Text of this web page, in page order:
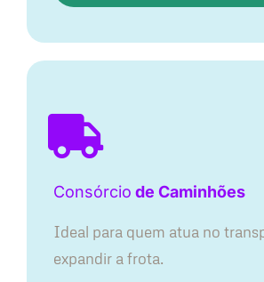
Consórcio de Caminhões
Ideal para quem atua no
expandir a frota.